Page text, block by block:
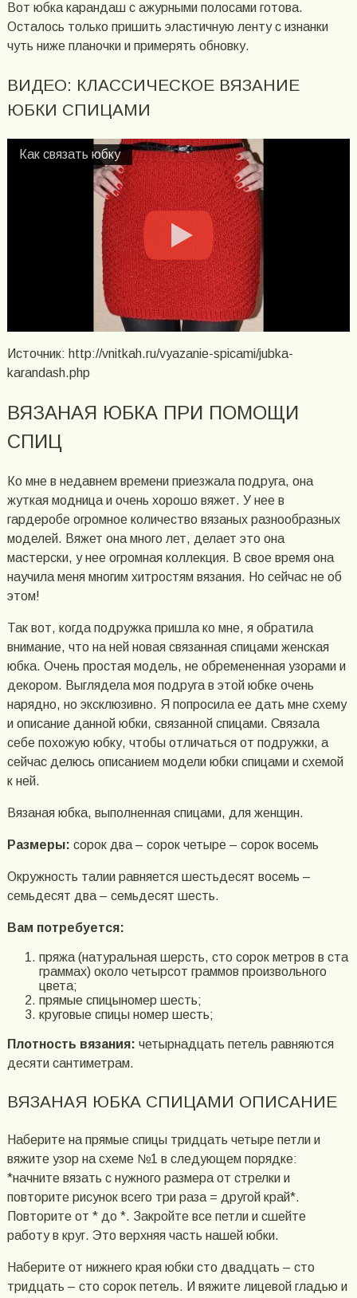
Вот юбка карандаш с ажурными полосами готова.
Осталось только пришить эластичную ленту с изнанки
чуть ниже планочки и примерять обновку.
ВИДЕО: КЛАССИЧЕСКОЕ ВЯЗАНИЕ
ЮБКИ СПИЦАМИ
Как связать юбку
Источник: http://vnitkah.ru/vyazanie-spicami/jubka-
karandash.php
ВЯЗАНАЯ ЮБКА ПРИ ПОМОЩИ
СПИЦ
Ко мне в недавнем времени приезжала подруга, она
жуткая модница и очень хорошо вяжет. У нее в
гардеробе огромное количество вязаных разнообразных
моделей. Вяжет она много лет, делает это она
мастерски, у нее огромная коллекция. В свое время она
научила меня многим хитростям вязания. Но сейчас не об
этом!
Так вот, когда подружка пришла ко мне, я обратила
внимание, что на ней новая связанная спицами женская
юбка. Очень простая модель, не обремененная узорами и
декором. Выглядела моя подруга в этой юбке очень
нарядно, но эксклюзивно. Я попросила ее дать мне схему
и описание данной юбки, связанной спицами. Связала
себе похожую юбку, чтобы отличаться от подружки, а
сейчас делюсь описанием модели юбки спицами и схемой
к ней.
Вязаная юбка, выполненная спицами, для женщин.
Размеры: сорок два – сорок четыре – сорок восемь
Окружность талии равняется шестьдесят восемь –
семьдесят два – семьдесят шесть.
Вам потребуется:
пряжа (натуральная шерсть, сто сорок метров в ста
граммах) около четырсот граммов произвольного
цвета;
прямые спицыномер шесть;
круговые спицы номер шесть;
Плотность вязания: четырнадцать петель равняются
десяти сантиметрам.
ВЯЗАНАЯ ЮБКА СПИЦАМИ ОПИСАНИЕ
Наберите на прямые спицы тридцать четыре петли и
вяжите узор на схеме №1 в следующем порядке:
*начните вязать с нужного размера от стрелки и
повторите рисунок всего три раза = другой край*.
Повторите от * до *. Закройте все петли и сшейте
работу в круг. Это верхняя часть нашей юбки.
Наберите от нижнего края юбки сто двадцать – сто
тридцать – сто сорок петель. И вяжите лицевой гладью и